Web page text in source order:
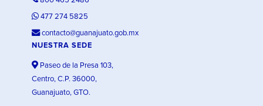
477 274 5825
contacto@guanajuato.gob.mx
NUESTRA SEDE
Paseo de la Presa 103,
Centro, C.P. 36000,
Guanajuato, GTO.